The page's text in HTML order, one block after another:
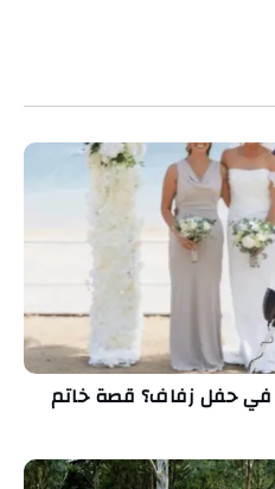
حفل زفاف؟ قصة خاتم